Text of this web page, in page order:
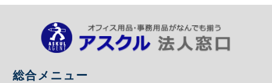
総合メニュー